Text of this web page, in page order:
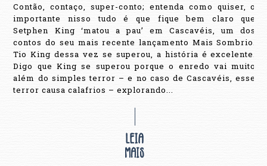
Contão, contaço, super-conto; entenda como quiser, o
importante nisso tudo é que fique bem claro que
Setphen King ‘matou a pau’ em Cascavéis, um dos
contos do seu mais recente lançamento Mais Sombrio.
Tio King dessa vez se superou, a história é excelente.
Digo que King se superou porque o enredo vai muito
além do simples terror – e no caso de Cascavéis, esse
terror causa calafrios – explorando...